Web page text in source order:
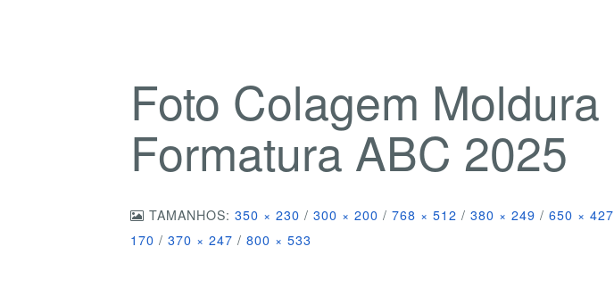
Foto Colagem Moldura
Formatura ABC 2025
TAMANHOS:350 × 230 / 300 × 200 / 768 × 512 / 380 × 249 / 650 × 427
170 / 370 × 247 / 800 × 533